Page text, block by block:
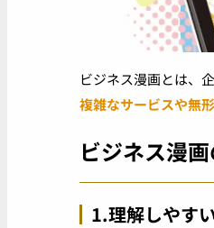
ビジネス漫画とは、
複雑なサービスや無
ビジネス漫
1.理解しやす